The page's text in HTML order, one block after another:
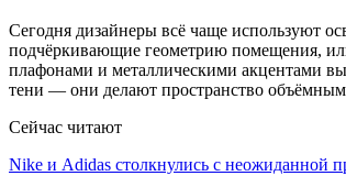
Сегодня дизайнеры всё чаще используют
подчёркивающие геометрию помещения,
плафонами и металлическими акцентами
тени — они делают пространство
Сейчас читают
Nike и Adidas столкнулись с